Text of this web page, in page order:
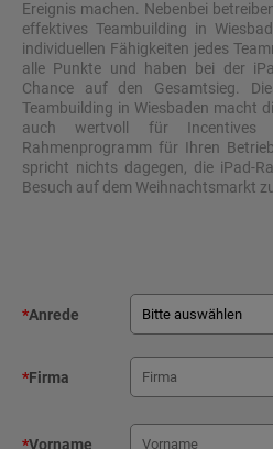
Ereignis machen. Nebenbei
effektives Teambuilding in
individuellen Fähigkeiten jedes
alle Punkte und haben bei der
Chance auf den Gesamtsieg.
Teambuilding in Wiesbaden macht
auch wertvoll für
Rahmenprogramm für Ihren
spricht nichts dagegen, die iPad-
Besuch auf dem Weihnachtsmarkt
*Anrede
*Firma
*Vorname